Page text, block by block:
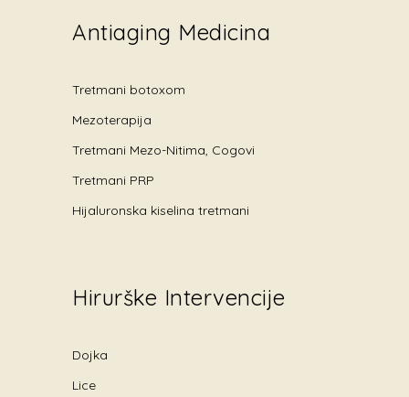
Antiaging Medicina
Tretmani botoxom
Mezoterapija
Tretmani Mezo-Nitima, Cogovi
Tretmani PRP
Hijaluronska kiselina tretmani
Hirurške Intervencije
Dojka
Lice